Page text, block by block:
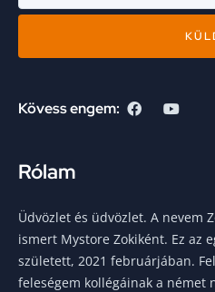
Kövess engem:
Rólam
Üdvözlet és üdvözlet. A nevem
ismert Mystore Zokiként. Ez az
született, 2021 februárjában.
feleségem kollégáinak a német